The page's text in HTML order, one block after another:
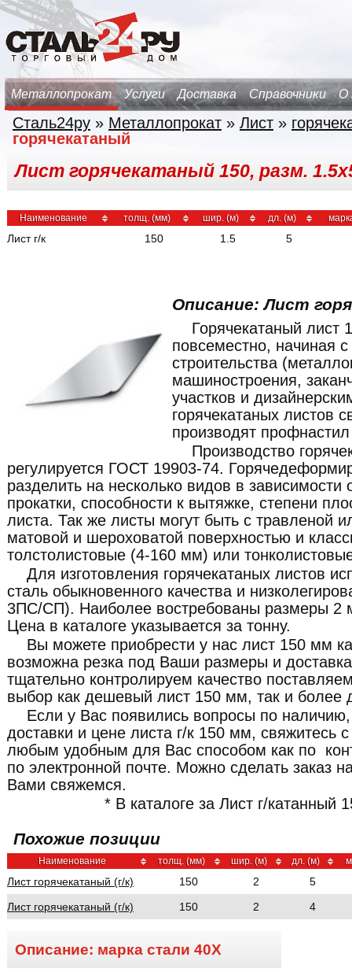
Металлопрокат Услуги Доставка Справочники О
Сталь24ру » Металлопрокат » Лист »
горячекатаный
Лист горячекатаный 150, разм.
Наименование толщ. (мм) шир. (м) дл. (м)
Лист г/к 150 1.5 5
Описание: Лист
Горячекатаный лист
повсеместно, начиная
строительства
машиностроения,
участков и
горячекатаных листов
производят
Производство
регулируется ГОСТ 19903-74.
разделить на несколько видов в зависимости
прокатки, способности к вытяжке, степени
листа. Так же листы могут быть с травленой
матовой и шероховатой поверхностью и
толстолистовые (4-160 мм) или
Для изготовления горячекатаных листов
сталь обыкновенного качества и
3ПС/СП). Наиболее востребованы размеры
Цена в каталоге указывается за тонну.
Вы можете приобрести у нас лист 150 мм
возможна резка под Ваши размеры и
тщательно контролируем качество
выбор как дешевый лист 150 мм, так и более
Если у Вас появились вопросы по
доставки и цене листа г/к 150 мм,
любым удобным для Вас способом как по
по электронной почте. Можно сделать заказ
Вами свяжемся.
* В каталоге за Лист г/катанный
Похожие позиции
Наименование толщ. (мм) шир. (м) дл. (м)
Лист горячекатаный (г/к) 150 2
5
Лист горячекатаный (г/к)
150 2 4
Описание: марка стали 40Х